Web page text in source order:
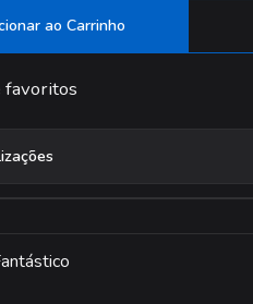
ao Carrinho
favoritos